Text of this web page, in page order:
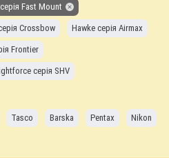
Fast Mount
Crossbow
Hawke серія Airmax
Frontier
серія SHV
Tasco Barska Pentax Nikon